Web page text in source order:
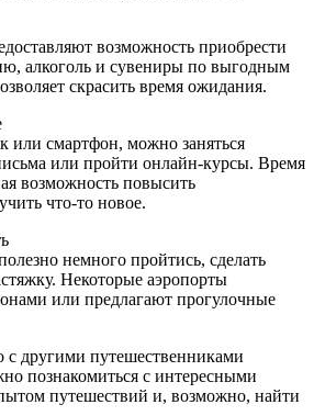
возможность приобрести
алкоголь и сувениры по выгодным
скрасить время ожидания.
или смартфон, можно заняться
или пройти онлайн-курсы. Время
возможность повысить
что-то новое.
немного пройтись, сделать
Некоторые аэропорты
или предлагают прогулочные
с другими путешественниками
познакомиться с интересными
путешествий и, возможно, найти